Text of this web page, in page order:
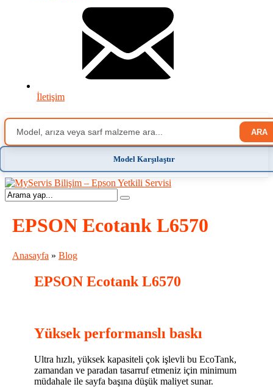
İletişim
ARA
Model Karşılaştır
EPSON Ecotank L6570
Anasayfa » Blog
EPSON Ecotank L6570
Yüksek performanslı baskı
Ultra hızlı, yüksek kapasiteli çok işlevli bu EcoTank,
zamandan ve paradan tasarruf etmeniz için minimum
müdahale ile sayfa başına düşük maliyet sunar.